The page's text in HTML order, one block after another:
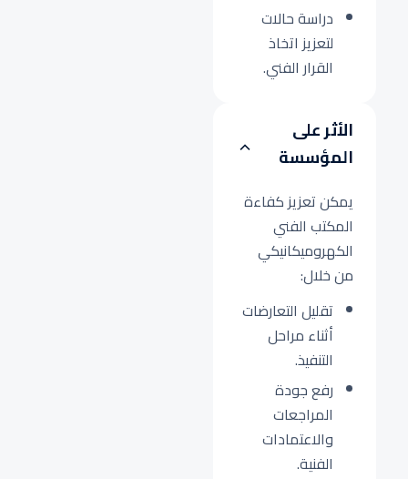
دراسة حالات
لتعزيز اتخاذ
القرار الفني.
الأثر على
المؤسسة
يمكن تعزيز كفاءة
المكتب الفني
الكهروميكانيكي
من خلال:
تقليل التعارضات
أثناء مراحل
التنفيذ.
رفع جودة
المراجعات
والاعتمادات
الفنية.